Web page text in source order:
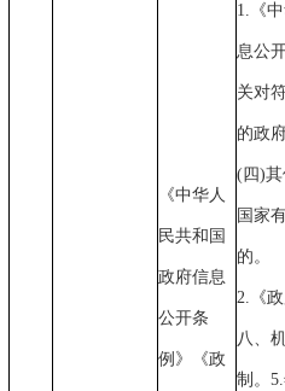
《中华人
民共和国
政府信息
公开条
例》《政
1.《
息公
关对
的政
(四)
国家
的。
2.《
八、
制。